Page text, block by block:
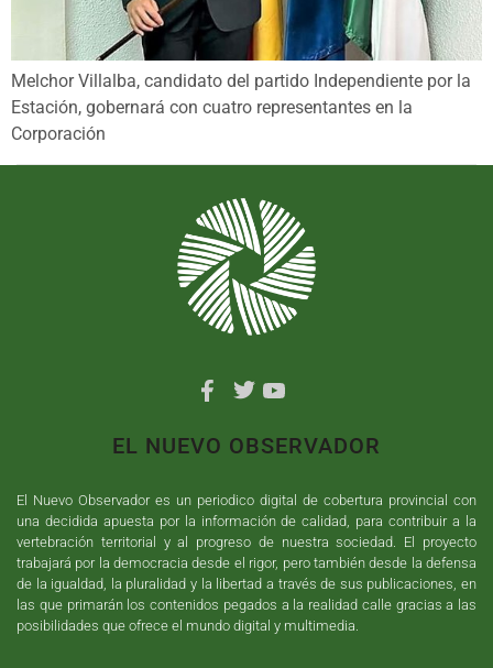
Melchor Villalba, candidato del partido Independiente por la
Estación, gobernará con cuatro representantes en la
Corporación
EL NUEVO OBSERVADOR
El Nuevo Observador es un periodico digital de cobertura provincial con
una decidida apuesta por la información de calidad, para contribuir a la
vertebración territorial y al progreso de nuestra sociedad. El proyecto
trabajará por la democracia desde el rigor, pero también desde la defensa
de la igualdad, la pluralidad y la libertad a través de sus publicaciones, en
las que primarán los contenidos pegados a la realidad calle gracias a las
posibilidades que ofrece el mundo digital y multimedia.